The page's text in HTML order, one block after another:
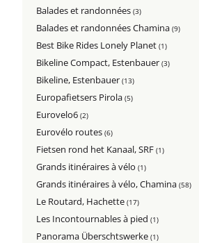
Balades et randonnées(3)
Balades et randonnées Chamina(9)
Best Bike Rides Lonely Planet(1)
Bikeline Compact, Estenbauer(3)
Bikeline, Estenbauer(13)
Europafietsers Pirola(5)
Eurovelo6(2)
Eurovélo routes(6)
Fietsen rond het Kanaal, SRF(1)
Grands itinéraires à vélo(1)
Grands itinéraires à vélo, Chamina(58)
Le Routard, Hachette(17)
Les Incontournables à pied(1)
Panorama Überschtswerke(1)